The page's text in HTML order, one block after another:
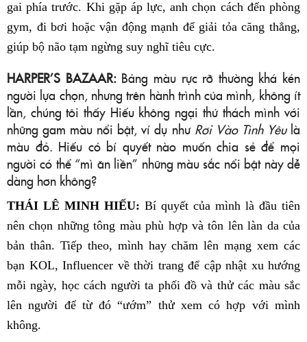
gai phía trước. Khi gặp áp lực, anh chọn cách đến phòng
gym, đi bơi hoặc vận động mạnh để giải tỏa căng thẳng,
giúp bộ não tạm ngừng suy nghĩ tiêu cực.
HARPER’S BAZAAR: Bảng màu rực rỡ thường khá kén
người lựa chọn, nhưng trên hành trình của mình, không ít
lần, chúng tôi thấy Hiếu không ngại thử thách mình với
những gam màu nổi bật, ví dụ như Rơi Vào Tình Yêulà
màu đỏ. Hiếu có bí quyết nào muốn chia sẻ để mọi
người có thể “mì ăn liền” những màu sắc nổi bật này dễ
dàng hơn không?
THÁI LÊ MINH HIẾU: Bí quyết của mình là đầu tiên
nên chọn những tông màu phù hợp và tôn lên làn da của
bản thân. Tiếp theo, mình hay chăm lên mạng xem các
bạn KOL, Influencer về thời trang để cập nhật xu hướng
mỗi ngày, học cách người ta phối đồ và thử các màu sắc
lên người để từ đó “ướm” thử xem có hợp với mình
không.